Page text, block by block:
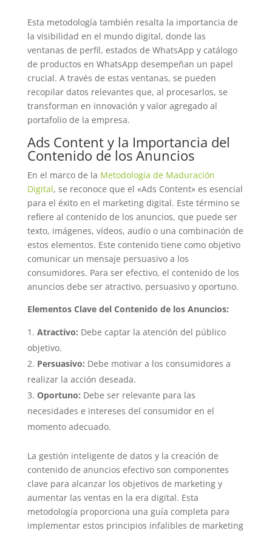
Esta metodología también resalta la importancia de
la visibilidad en el mundo digital, donde las
ventanas de perfil, estados de WhatsApp y catálogo
de productos en WhatsApp desempeñan un papel
crucial. A través de estas ventanas, se pueden
recopilar datos relevantes que, al procesarlos, se
transforman en innovación y valor agregado al
portafolio de la empresa.
Ads Content y la Importancia del
Contenido de los Anuncios
En el marco de la Metodología de Maduración
Digital, se reconoce que el «Ads Content» es esencial
para el éxito en el marketing digital. Este término se
refiere al contenido de los anuncios, que puede ser
texto, imágenes, vídeos, audio o una combinación de
estos elementos. Este contenido tiene como objetivo
comunicar un mensaje persuasivo a los
consumidores. Para ser efectivo, el contenido de los
anuncios debe ser atractivo, persuasivo y oportuno.
Elementos Clave del Contenido de los Anuncios:
Atractivo: Debe captar la atención del público
objetivo.
Persuasivo: Debe motivar a los consumidores a
realizar la acción deseada.
Oportuno: Debe ser relevante para las
necesidades e intereses del consumidor en el
momento adecuado.
La gestión inteligente de datos y la creación de
contenido de anuncios efectivo son componentes
clave para alcanzar los objetivos de marketing y
aumentar las ventas en la era digital. Esta
metodología proporciona una guía completa para
implementar estos principios infalibles de marketing